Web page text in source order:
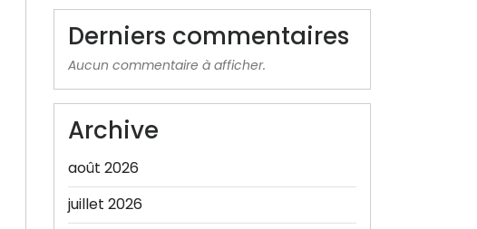
Derniers commentaires
Aucun commentaire à afficher.
Archive
août 2026
juillet 2026